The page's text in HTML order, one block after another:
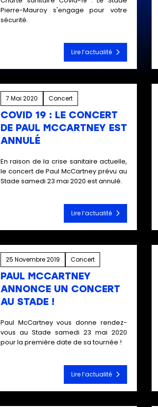
Pierre-Mauroy s'engage pour votre
sécurité.
Lire l’actualité
7 Mai 2020 Concert
COVID 19 : LE CONCERT
DE PAUL MCCARTNEY EST
ANNULÉ
En raison de la crise sanitaire actuelle,
le concert de Paul McCartney prévu au
Stade samedi 23 mai 2020 est annulé.
Lire l’actualité
25 Novembre 2019 Concert
PAUL MCCARTNEY
ANNONCE UN CONCERT
AU STADE !
Paul McCartney vous donne rendez-
vous au Stade samedi 23 mai 2020
pour la première date de sa tournée !
Lire l’actualité